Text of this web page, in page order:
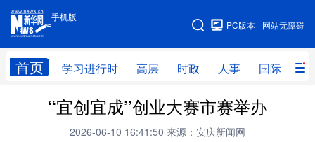
手机版
网站无障碍
PC版本
首页 学习进行时 高层 时政 人事 国际 财
手机版
网站地图
学习进行时 高层 时政 人事
财经 网评
“宜创宜成”创业大赛市赛举办
2026-06-10 16:41:50 来源：安庆新闻网